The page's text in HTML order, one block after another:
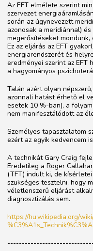
Az EFT elmélete szerint
szervezet
során az úgynevezett
azonosak a meridiánnal)
megerősítéseket
Ez az eljárás az EFT
energiarendszerét és
eredményei szerint az EFT
a hagyományos
Talán azért olyan
azonnali hatást érhető el
esetek 10 %-ban), a
nem manifesztálódott az
Személyes tapasztalatom
ezért az egyik kedvencem
A technikát Gary Craig
Eredetileg a Roger
(TFT) indult ki, de
szükséges tesztelni, hogy
véletlenszerű eljárást
diagnosztizálás sem.
https://hu.wikipedia.org/